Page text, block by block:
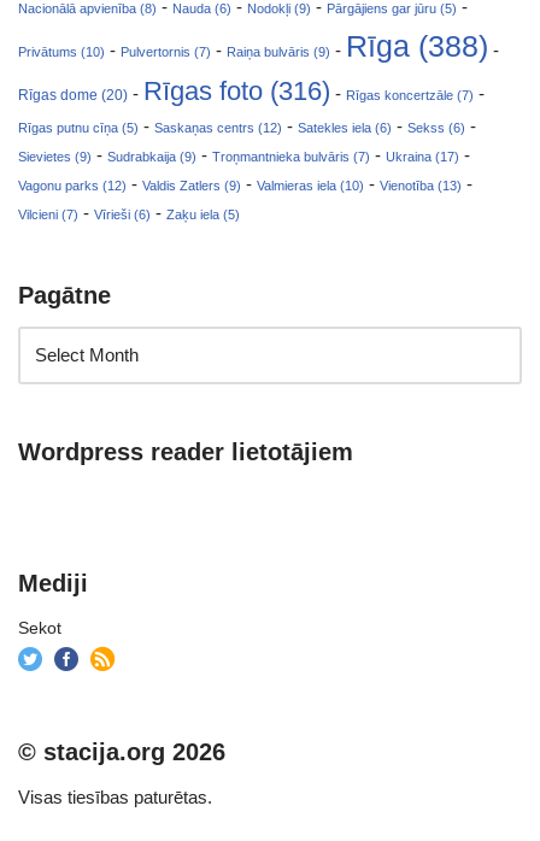
Nacionālā apvienība (8) - Nauda (6) - Nodokļi (9) - Pārgājiens gar jūru (5) -
Privātums (10) - Pulvertornis (7) - Raiņa bulvāris (9) - Rīga (388) -
Rīgas dome (20) - Rīgas foto (316) - Rīgas koncertzāle (7) -
Rīgas putnu cīņa (5) - Saskaņas centrs (12) - Satekles iela (6) - Sekss (6) -
Sievietes (9) - Sudrabkaija (9) - Troņmantnieka bulvāris (7) - Ukraina (17) -
Vagonu parks (12) - Valdis Zatlers (9) - Valmieras iela (10) - Vienotība (13) -
Vilcieni (7) - Vīrieši (6) - Zaķu iela (5)
Pagātne
Wordpress reader lietotājiem
Mediji
Sekot
© stacija.org 2026
Visas tiesības paturētas.